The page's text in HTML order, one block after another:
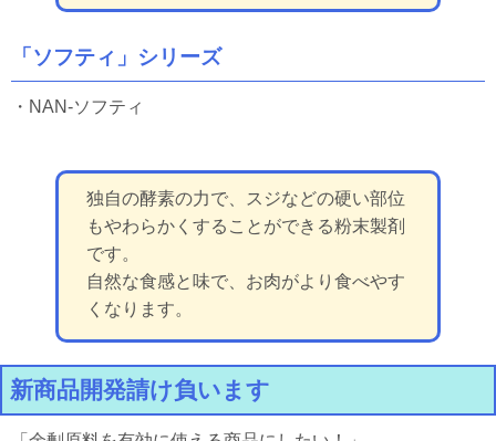
「ソフティ」シリーズ
・NAN-ソフティ
独自の酵素の力で、スジなどの硬い部位
もやわらかくすることができる粉末製剤
です。
自然な食感と味で、お肉がより食べやす
くなります。
新商品開発請け負います